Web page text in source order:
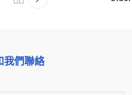
我們聯絡